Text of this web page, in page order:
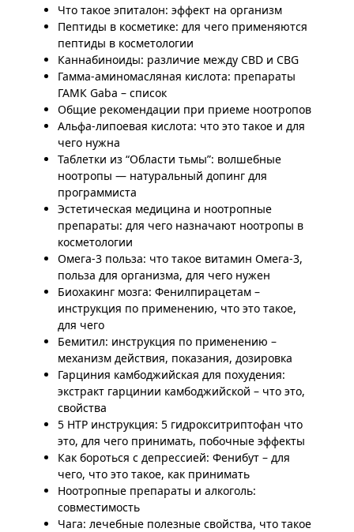
Что такое эпиталон: эффект на организм
Пептиды в косметике: для чего применяются
пептиды в косметологии
Каннабиноиды: различие между CBD и CBG
Гамма-аминомасляная кислота: препараты
ГАМК Gaba – список
Общие рекомендации при приеме ноотропов
Альфа-липоевая кислота: что это такое и для
чего нужна
Таблетки из “Области тьмы”: волшебные
ноотропы — натуральный допинг для
программиста
Эстетическая медицина и ноотропные
препараты: для чего назначают ноотропы в
косметологии
Омега-3 польза: что такое витамин Омега-3,
польза для организма, для чего нужен
Биохакинг мозга: Фенилпирацетам –
инструкция по применению, что это такое,
для чего
Бемитил: инструкция по применению –
механизм действия, показания, дозировка
Гарциния камбоджийская для похудения:
экстракт гарцинии камбоджийской – что это,
свойства
5 HTP инструкция: 5 гидрокситриптофан что
это, для чего принимать, побочные эффекты
Как бороться с депрессией: Фенибут – для
чего, что это такое, как принимать
Ноотропные препараты и алкоголь:
совместимость
Чага: лечебные полезные свойства, что такое